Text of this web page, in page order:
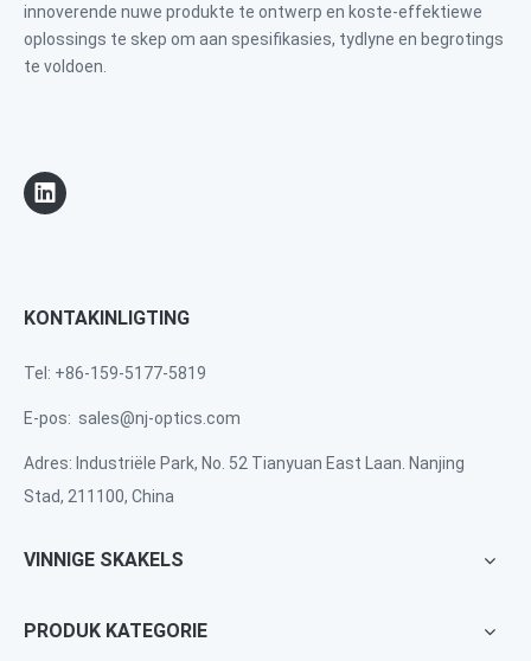
innoverende nuwe produkte te ontwerp en koste-effektiewe
oplossings te skep om aan spesifikasies, tydlyne en begrotings
te voldoen.
KONTAKINLIGTING
Tel: +86-159-5177-5819
E-pos: sales@nj-optics.com
Adres: Industriële Park, No. 52 Tianyuan East Laan. Nanjing
Stad, 211100, China
VINNIGE SKAKELS
PRODUK KATEGORIE